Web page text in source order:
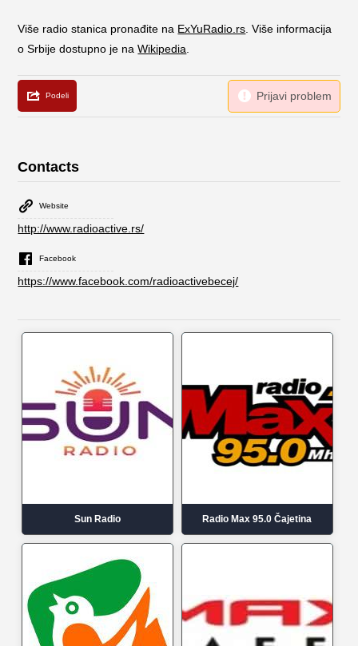
Više radio stanica pronađite na ExYuRadio.rs . Više informacija
o Srbije dostupno je naWikipedia
Contacts
Website
http://www.radioactive.rs/
Facebook
https://www.facebook.com/radioactivebecej/
Sun Radio Radio Max 95.0 Čajetina